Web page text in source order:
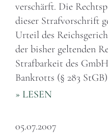
verschärft. Die
dieser Strafvorschrift
Urteil des
der bisher geltenden
Strafbarkeit des
Bankrotts (§ 283
» LESEN
05.07.2007